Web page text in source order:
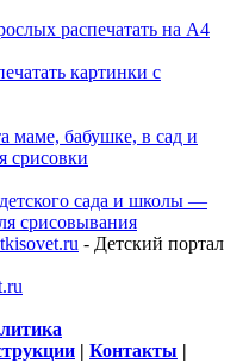
распечатать на А4
картинки с
маме, бабушке, в сад и
срисовки
сада и школы —
срисовывания
- Детский портал
| Контакты |